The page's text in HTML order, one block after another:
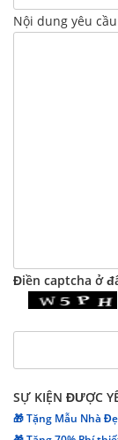
Nội dung yêu cầu
Điền captcha ở
SỰ KIỆN ĐƯỢC
🎁 Tặng Mẫu Nhà